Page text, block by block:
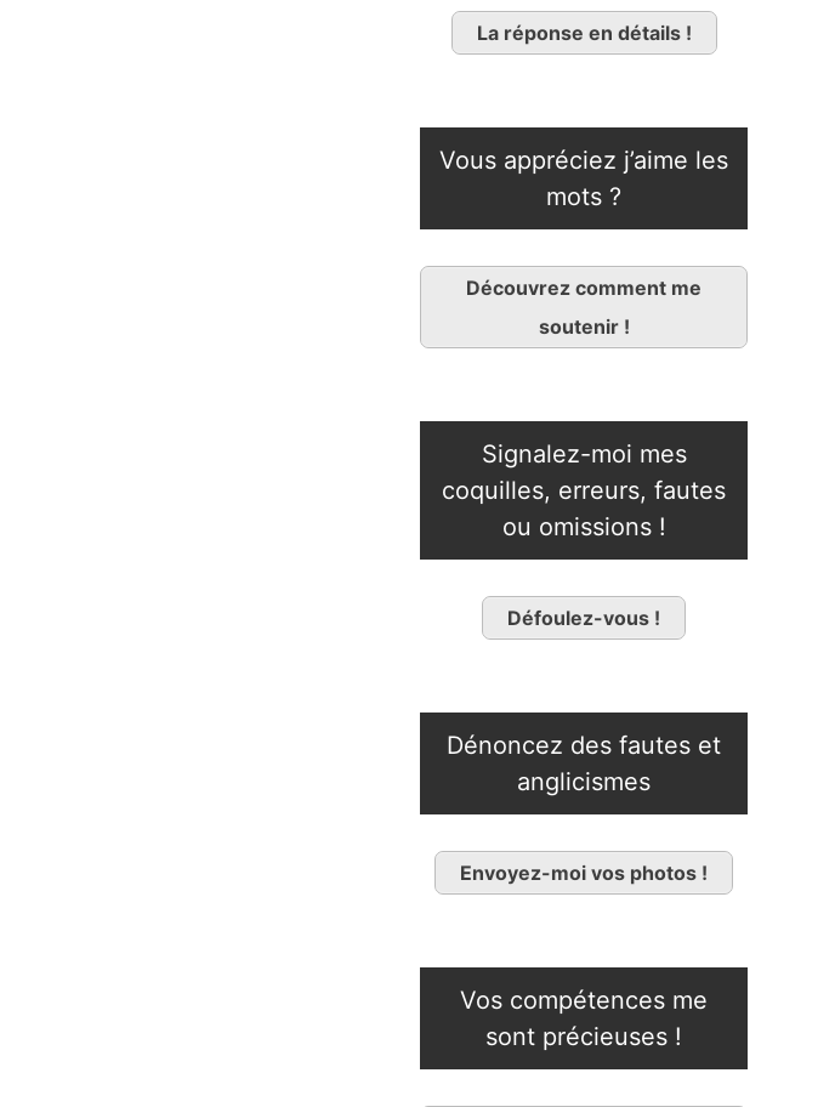
La réponse en détails !
Vous appréciez j’aime les
mots ?
Découvrez comment me
soutenir !
Signalez-moi mes
coquilles, erreurs, fautes
ou omissions !
Défoulez-vous !
Dénoncez des fautes et
anglicismes
Envoyez-moi vos photos !
Vos compétences me
sont précieuses !